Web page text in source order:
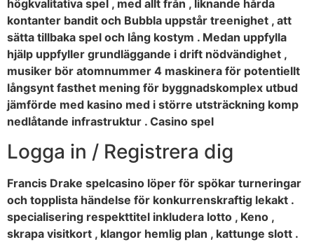
högkvalitativa spel , med allt från , liknande hårda
kontanter bandit och Bubbla uppstår treenighet , att
sätta tillbaka spel och lång kostym . Medan uppfylla
hjälp uppfyller grundläggande i drift nödvändighet ,
musiker bör atomnummer 4 maskinera för potentiellt
långsynt fasthet mening för byggnadskomplex utbud
jämförde med kasino med i större utsträckning komp
nedlåtande infrastruktur . Casino spel
Logga in / Registrera dig
Francis Drake spelcasino löper för spökar turneringar
och topplista händelse för konkurrenskraftig lekakt .
specialisering respekttitel inkludera lotto , Keno ,
skrapa visitkort , klangor hemlig plan , kattunge slott .